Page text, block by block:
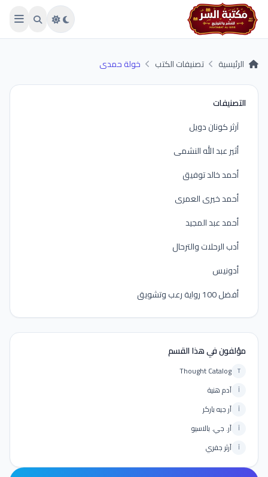
Skip to main content
الرئيسية تصنيفات الكتب خولة حمدى
التصنيفات
آرثر كونان دويل
أثير عبد الله النشمى
أحمد خالد توفيق
أحمد خيرى العمرى
أحمد عبد المجيد
أدب الرحلات والترحال
أدونيس
أفضل 100 رواية رعب وتشويق
مؤلفون في هذا القسم
T
Thought Catalog
آ آدم هنية
آ آر جيه باركر
آ آر. جي. بالاسيو
آ آرثر جفري